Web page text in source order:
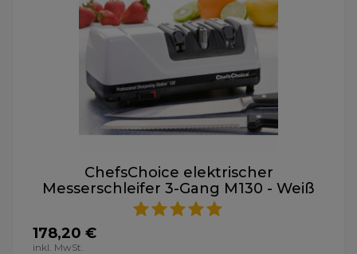
ChefsChoice elektrischer
Messerschleifer 3-Gang M130 - Weiß
178,20 €
inkl. MwSt.